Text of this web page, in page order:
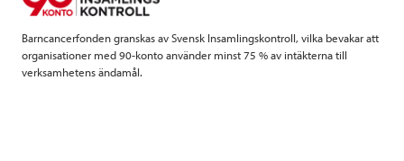
k
Barncancerfonden granskas av Svensk Insamlingskontroll, vilka bevakar att
organisationer med 90-konto använder minst 75 % av intäkterna till
verksamhetens ändamål.